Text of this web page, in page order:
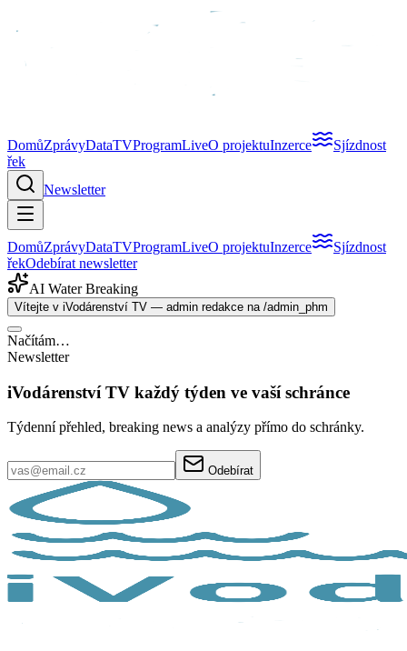
DomůZprávyDataTVProgramLiveO projektuInzerce
Sjízdnost
řek
Newsletter
DomůZprávyDataTVProgramLiveO projektuInzerce
Sjízdnost
řekOdebírat newsletter
AI Water Breaking
Vítejte v iVodárenství TV — admin redakce na /admin_phm
Načítám…
Newsletter
iVodárenství TV každý týden ve vaší schránce
Týdenní přehled, breaking news a analýzy přímo do schránky.
Odebírat